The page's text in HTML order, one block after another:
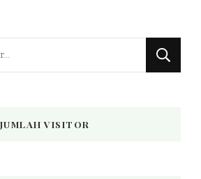
JUMLAH VISITOR